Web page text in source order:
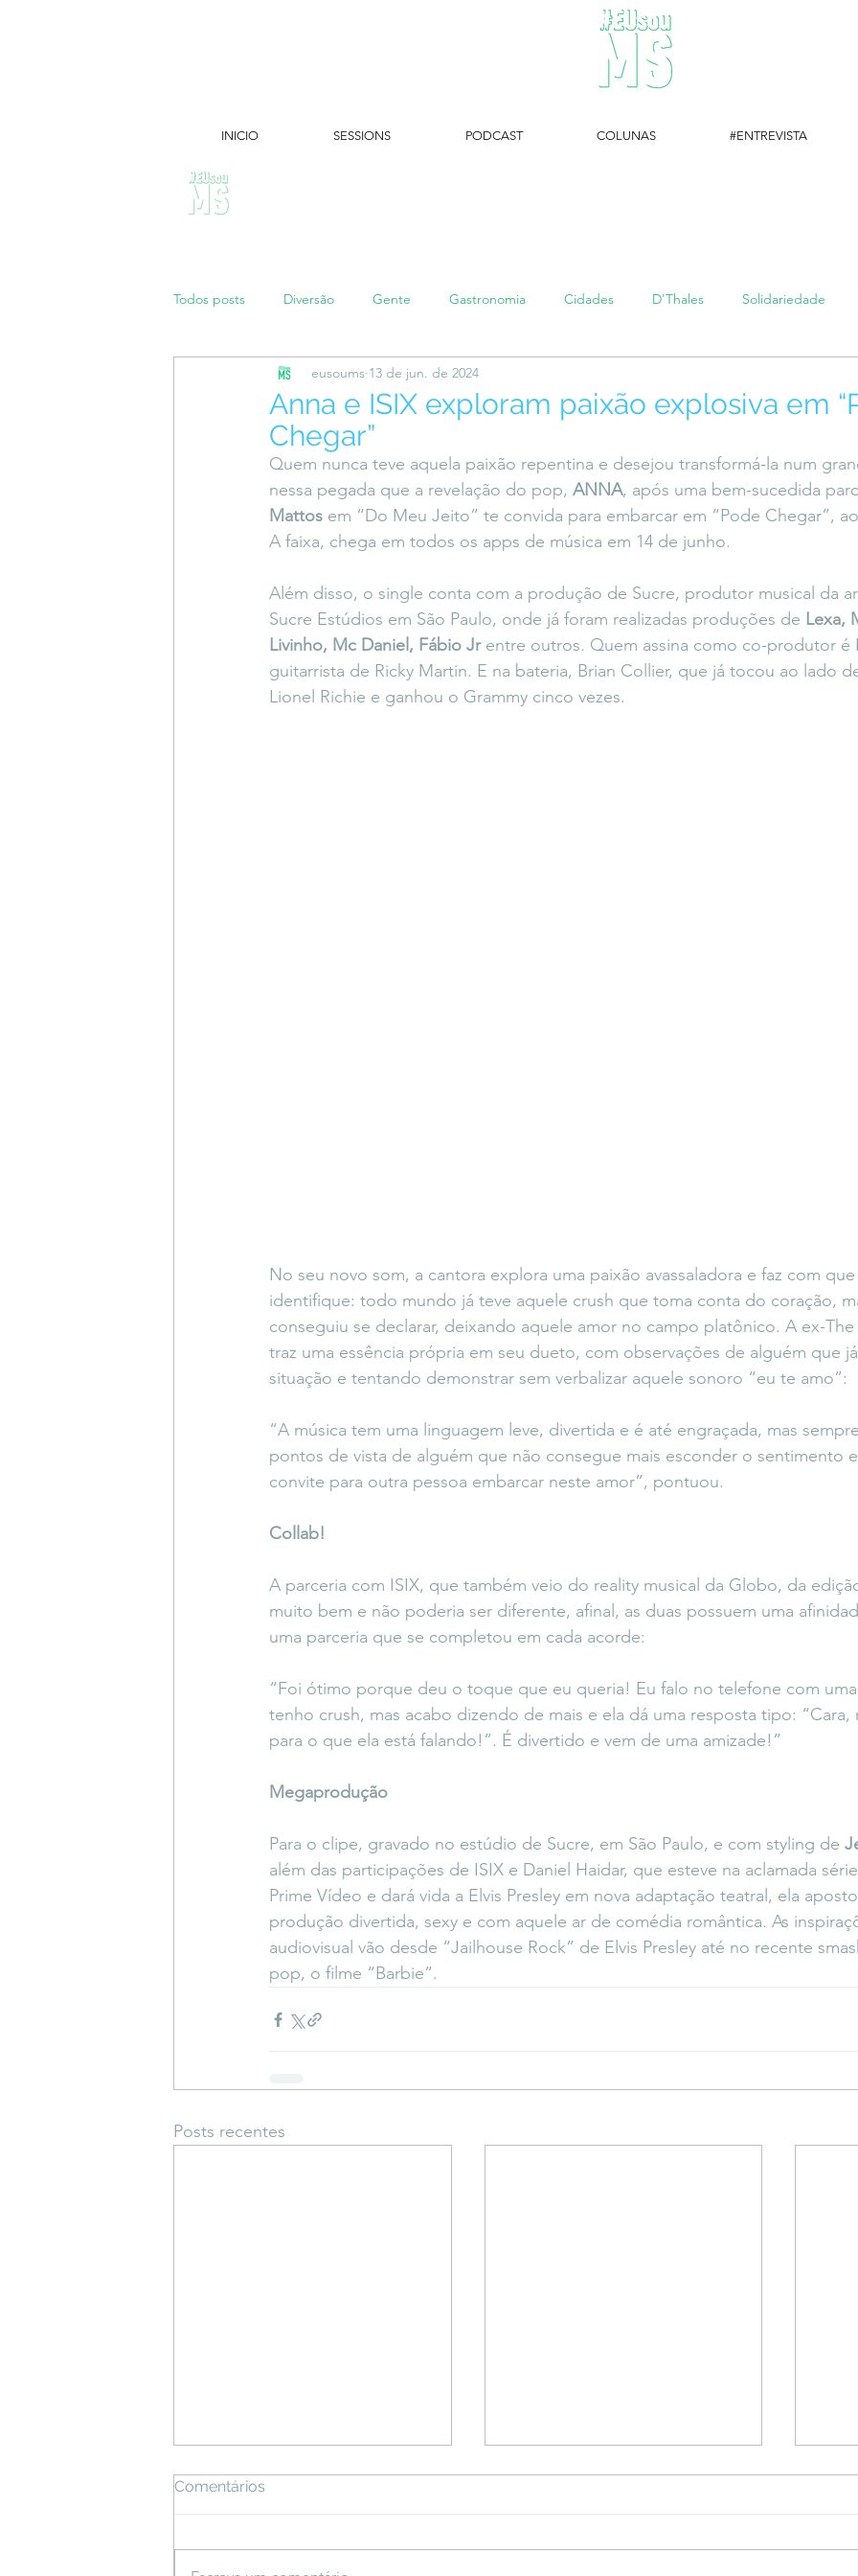
Todos posts Diversão Gente Gastronomia Cidades D'Thales Solidariedade
Papo de Mãe #maratonei #setembroamarelo
Coluna do Vasques
Anna e ISIX exploram paixão explosiva em
Chegar”
eusoums 13 de jun. de 2024
Quem nunca teve aquela paixão repentina e desejou transformá-la num
nessa pegada que a revelação do pop, ANNA, após uma bem-sucedida
Mattos em “Do Meu Jeito” te convida para embarcar em “Pode Chegar”,
A faixa, chega em todos os apps de música em 14 de junho.
Além disso, o single conta com a produção de Sucre, produtor musical da
Sucre Estúdios em São Paulo, onde já foram realizadas produções de Lexa,
Livinho, Mc Daniel, Fábio Jr entre outros. Quem assina como co-produtor é
guitarrista de Ricky Martin. E na bateria, Brian Collier, que já tocou ao lado
Lionel Richie e ganhou o Grammy cinco vezes.
No seu novo som, a cantora explora uma paixão avassaladora e faz com
identifique: todo mundo já teve aquele crush que toma conta do coração,
conseguiu se declarar, deixando aquele amor no campo platônico. A ex-
traz uma essência própria em seu dueto, com observações de alguém que
situação e tentando demonstrar sem verbalizar aquele sonoro “eu te amo”:
“A música tem uma linguagem leve, divertida e é até engraçada, mas
pontos de vista de alguém que não consegue mais esconder o sentimento
convite para outra pessoa embarcar neste amor”, pontuou.
Collab!
A parceria com ISIX, que também veio do reality musical da Globo, da
muito bem e não poderia ser diferente, afinal, as duas possuem uma
uma parceria que se completou em cada acorde:
“Foi ótimo porque deu o toque que eu queria! Eu falo no telefone com
tenho crush, mas acabo dizendo de mais e ela dá uma resposta tipo: “Cara,
para o que ela está falando!”. É divertido e vem de uma amizade!”
Megaprodução
Para o clipe, gravado no estúdio de Sucre, em São Paulo, e com styling de
além das participações de ISIX e Daniel Haidar, que esteve na aclamada
Prime Vídeo e dará vida a Elvis Presley em nova adaptação teatral, ela
produção divertida, sexy e com aquele ar de comédia romântica. As
audiovisual vão desde “Jailhouse Rock” de Elvis Presley até no recente
pop, o filme “Barbie”.
Posts recentes
Comentários
INICIO SESSIONS PODCAST COLUNAS #ENTREVISTA